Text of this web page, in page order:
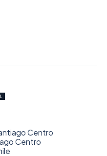
Centro
Centro